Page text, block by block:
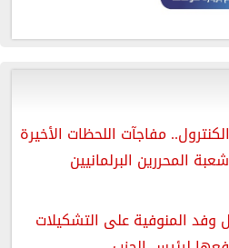
مفاجآت اللحظات الأخيرة
المحررين البرلمانيين
وفد المنوفية على التشكيلات